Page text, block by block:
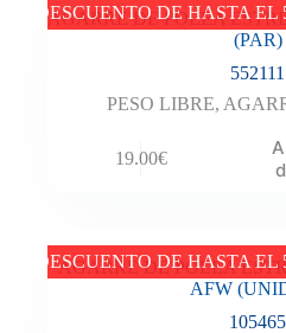
DESCUENTO DE HASTA EL
AGARRE DE POLEA
(PAR)
552111
PESO LIBRE,
19.00€
DESCUENTO DE HASTA EL
AGARRE DE POLEA
AFW
105465